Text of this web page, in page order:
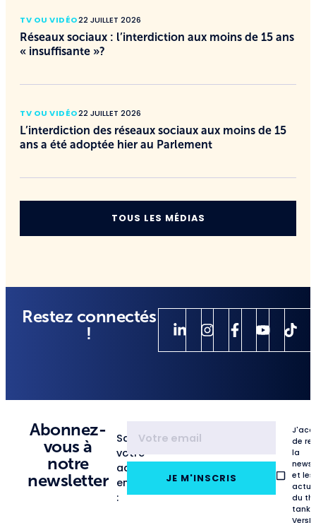
TV OU VIDÉO22 JUILLET 2026
Réseaux sociaux : l’interdiction aux moins de 15 ans
« insuffisante »?
TV OU VIDÉO22 JUILLET 2026
L’interdiction des réseaux sociaux aux moins de 15
ans a été adoptée hier au Parlement
TOUS LES MÉDIAS
Restez connectés
!
Abonnez-
vous à
notre
newsletter
Saisissez
votre
adresse
email
:
JE M'INSCRIS
de
la
et les
du
tank